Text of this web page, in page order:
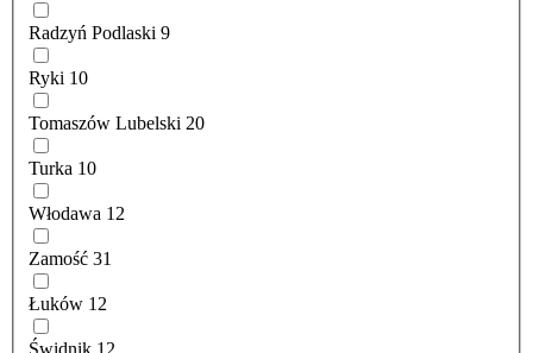
Radzyń Podlaski 9
Ryki 10
Tomaszów Lubelski 20
Turka 10
Włodawa 12
Zamość 31
Łuków 12